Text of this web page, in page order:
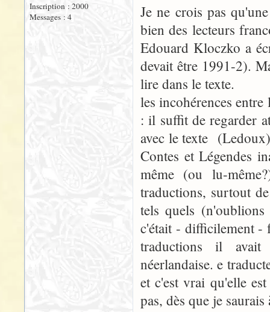
Inscription : 2000
Messages : 4
Je ne crois pas
bien des lecteurs
Edouard Kloczko a
devait être 1991-2).
lire dans le texte.
les incohérences
: il suffit de regarder
avec le texte
Contes et Légendes
même (ou lu-
traductions, surtout
tels quels
c'était - difficilement -
traductions il avait
néerlandaise. e
et c'est vrai qu'elle
pas, dès que je